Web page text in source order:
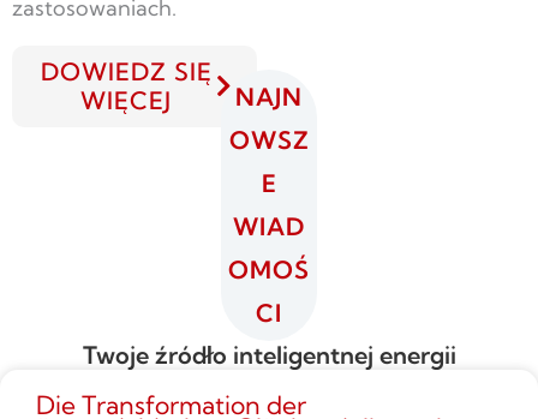
zastosowaniach.
DOWIEDZ SIĘ
WIĘCEJ
NAJN
OWSZ
E
WIAD
OMOŚ
CI
Twoje źródło inteligentnej energii
Die Transformation der